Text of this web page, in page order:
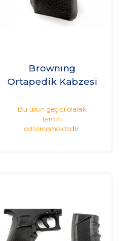
Brownıng
Ortapedik Kabzesi
Bu ürün geçici olarak
temin
edilememektedir.